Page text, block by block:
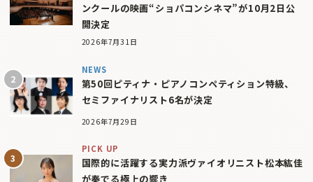
ンクールの映画“ショパコンシネマ”が10月2日公
開決定
2026年7月31日
NEWS
第50回ピティナ・ピアノコンペティション特級、
セミファイナリスト6名が決定
2026年7月29日
PICK UP
国際的に活躍する実力派ヴァイオリニスト松本紘佳
が奏でる極上の響き